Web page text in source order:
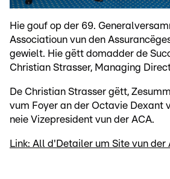
Hie gouf op der 69.
Associatioun vun den
gewielt. Hie gëtt domadder de
Christian Strasser, Managing
De Christian Strasser gëtt,
vum Foyer an der Octavie Dexant
neie Vizepresident vun der ACA.
Link: All d'Detailer um Site vun der